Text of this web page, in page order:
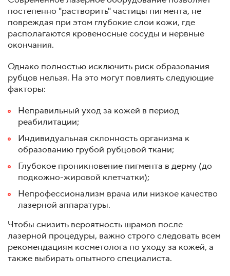
постепенно "растворить" частицы пигмента, не
повреждая при этом глубокие слои кожи, где
располагаются кровеносные сосуды и нервные
окончания.
Однако полностью исключить риск образования
рубцов нельзя. На это могут повлиять следующие
факторы:
Неправильный уход за кожей в период
реабилитации;
Индивидуальная склонность организма к
образованию грубой рубцовой ткани;
Глубокое проникновение пигмента в дерму (до
подкожно-жировой клетчатки);
Непрофессионализм врача или низкое качество
лазерной аппаратуры.
Чтобы снизить вероятность шрамов после
лазерной процедуры, важно строго следовать всем
рекомендациям косметолога по уходу за кожей, а
также выбирать опытного специалиста.